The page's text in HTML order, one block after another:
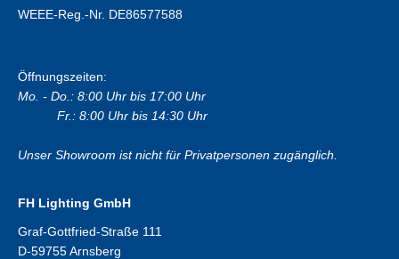
WEEE-Reg.-Nr. DE86577588
Öffnungszeiten:
Mo. - Do.: 8:00 Uhr bis 17:00 Uhr
Fr.: 8:00 Uhr bis 14:30 Uhr
Unser Showroom ist nicht für Privatpersonen zugänglich.
FH Lighting GmbH
Graf-Gottfried-Straße 111
D-59755 Arnsberg